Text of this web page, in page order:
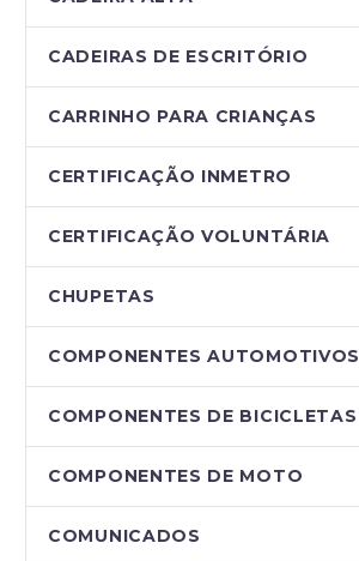
CADEIRAS DE ESCRITÓRIO
CARRINHO PARA CRIANÇAS
CERTIFICAÇÃO INMETRO
CERTIFICAÇÃO VOLUNTÁRIA
CHUPETAS
COMPONENTES AUTOMOTIVOS
COMPONENTES DE BICICLETAS
COMPONENTES DE MOTO
COMUNICADOS